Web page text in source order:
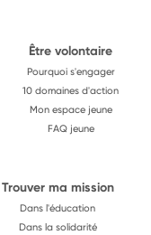
Être volontaire
Pourquoi s'engager
10 domaines d'action
Mon espace jeune
FAQ jeune
Trouver ma mission
Dans l'éducation
Dans la solidarité